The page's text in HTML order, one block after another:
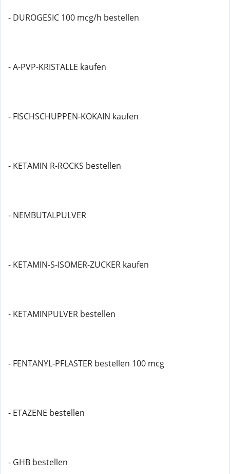
- DUROGESIC 100 mcg/h bestellen
- A-PVP-KRISTALLE kaufen
- FISCHSCHUPPEN-KOKAIN kaufen
- KETAMIN R-ROCKS bestellen
- NEMBUTALPULVER
- KETAMIN-S-ISOMER-ZUCKER kaufen
- KETAMINPULVER bestellen
- FENTANYL-PFLASTER bestellen 100 mcg
- ETAZENE bestellen
- GHB bestellen